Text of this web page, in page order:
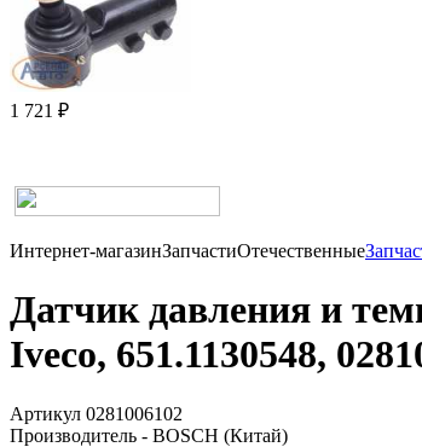
1 721 ₽
Интернет-магазинЗапчастиОтечественные
Датчик давления и
Iveco, 651.1130548,
Артикул 0281006102
Производитель - BOSCH (Китай)